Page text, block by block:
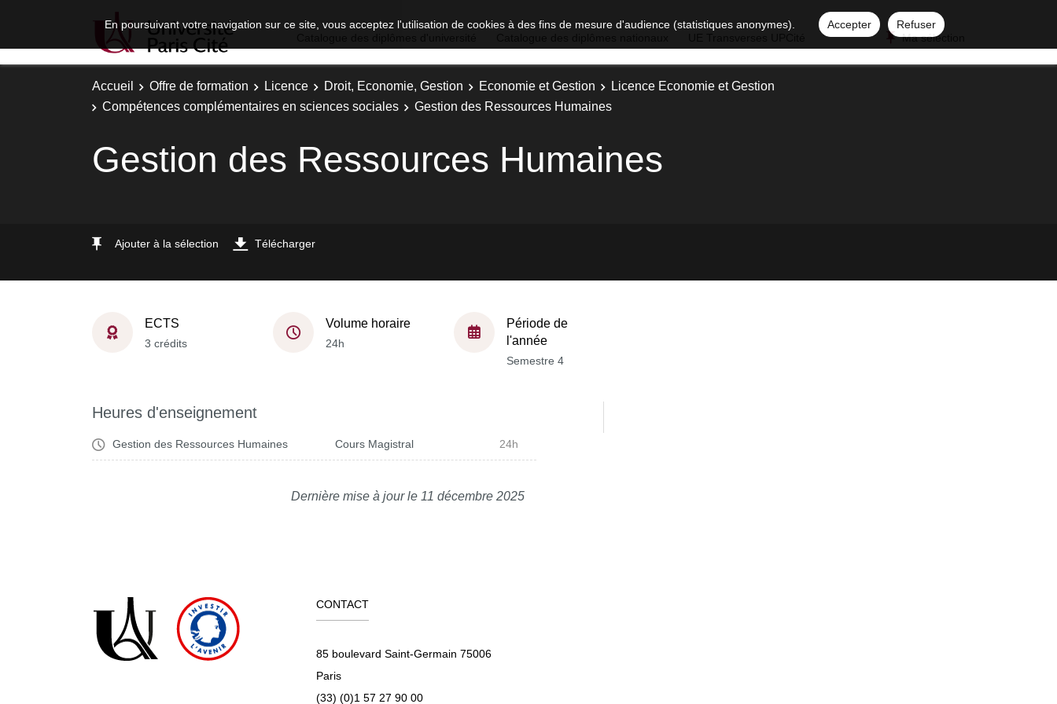
En poursuivant votre navigation sur ce site, vous acceptez l'utilisation de cookies à des fins de mesure d'audience (statistiques anonymes). Accepter
Refuser
Ma sélection
Accueil Offre de formation Licence Droit, Economie, Gestion Economie et Gestion
Licence Economie et Gestion
Compétences complémentaires en sciences sociales
Gestion des Ressources Humaines
Gestion des Ressources Humaines
Ajouter à la sélection Télécharger
ECTS
3 crédits
Volume horaire
24h
Période de
l'année
Semestre 4
Heures d'enseignement
Gestion des Ressources Humaines Cours Magistral 24h
Dernière mise à jour le 11 décembre 2025
CONTACT
85 boulevard Saint-Germain 75006
Paris
(33) (0)1 57 27 90 00